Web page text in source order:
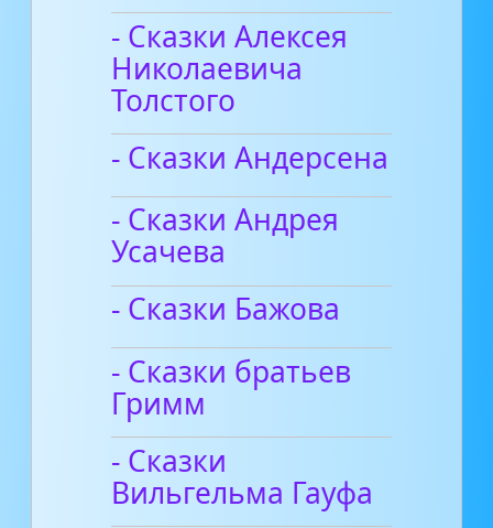
- Сказки Алексея
Николаевича
Толстого
- Сказки Андерсена
- Сказки Андрея
Усачева
- Сказки Бажова
- Сказки братьев
Гримм
- Сказки
Вильгельма Гауфа